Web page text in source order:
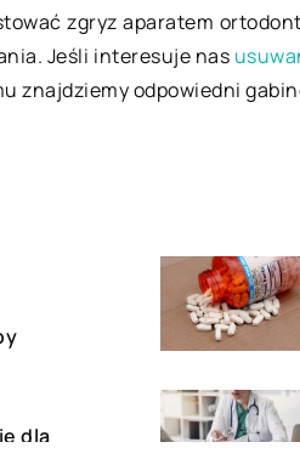
zgryz aparatem
Jeśli interesuje nas
znajdziemy odpowiedni
dla